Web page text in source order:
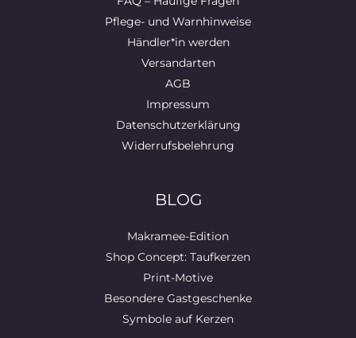
Pflege- und Warnhinweise
Händler*in werden
Versandarten
AGB
Impressum
Datenschutzerklärung
Widerrufsbelehrung
BLOG
Makramee-Edition
Shop Concept: Taufkerzen
Print-Motive
Besondere Gastgeschenke
Symbole auf Kerzen